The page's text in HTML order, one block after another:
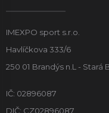
IMEXPO sport s.r.o.
Havlíčkova 333/6
250 01 Brandýs n.L - Stará
IČ: 02896087
DIČ: CZ02896087